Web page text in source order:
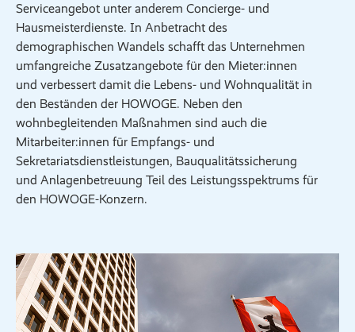
Serviceangebot unter anderem Concierge- und
Hausmeisterdienste. In Anbetracht des
demographischen Wandels schafft das Unternehmen
umfangreiche Zusatzangebote für den Mieter:innen
und verbessert damit die Lebens- und Wohnqualität in
den Beständen der HOWOGE. Neben den
wohnbegleitenden Maßnahmen sind auch die
Mitarbeiter:innen für Empfangs- und
Sekretariatsdienstleistungen, Bauqualitätssicherung
und Anlagenbetreuung Teil des Leistungsspektrums für
den HOWOGE-Konzern.